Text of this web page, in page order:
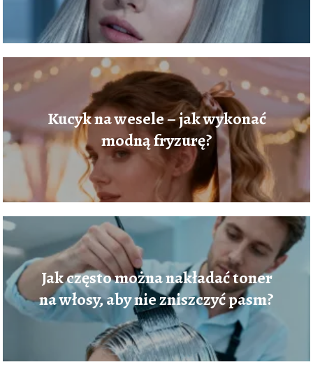
Kucyk na wesele – jak wykonać
modną fryzurę?
Jak często można nakładać toner
na włosy, aby nie zniszczyć pasm?